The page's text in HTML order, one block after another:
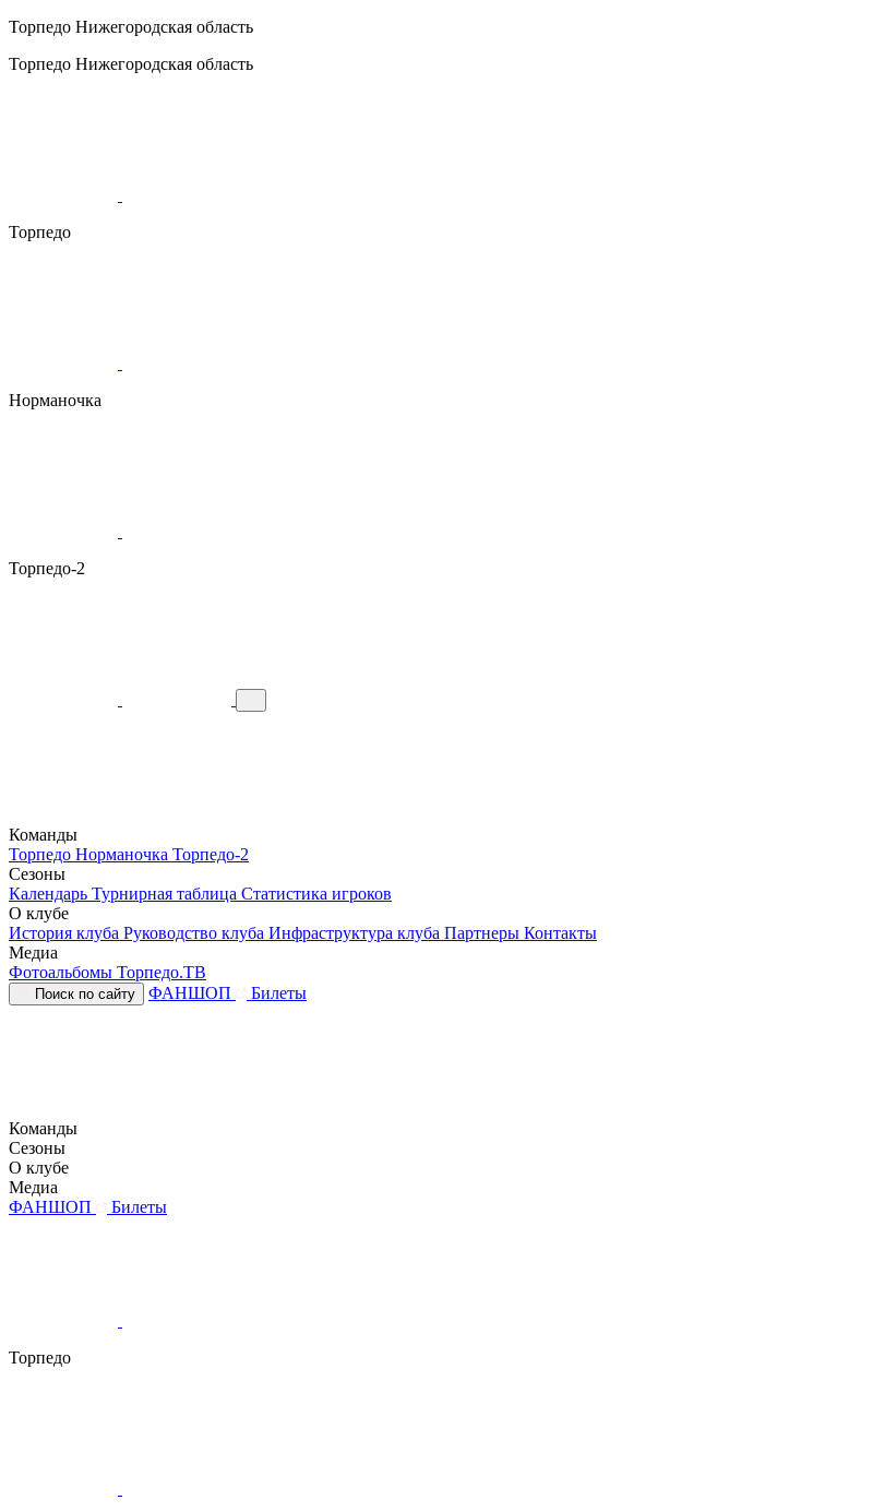
Торпедо Нижегородская область
Торпедо Нижегородская область
Торпедо
Норманочка
Торпедо-2
Команды
Торпедо Норманочка Торпедо-2
Сезоны
Календарь Турнирная таблица Статистика игроков
О клубе
История клуба Руководство клуба Инфраструктура клуба Партнеры Контакты
Медиа
Фотоальбомы Торпедо.ТВ
Поиск по сайту ФАНШОП Билеты
Команды
Сезоны
О клубе
Медиа
ФАНШОП
Билеты
Торпедо